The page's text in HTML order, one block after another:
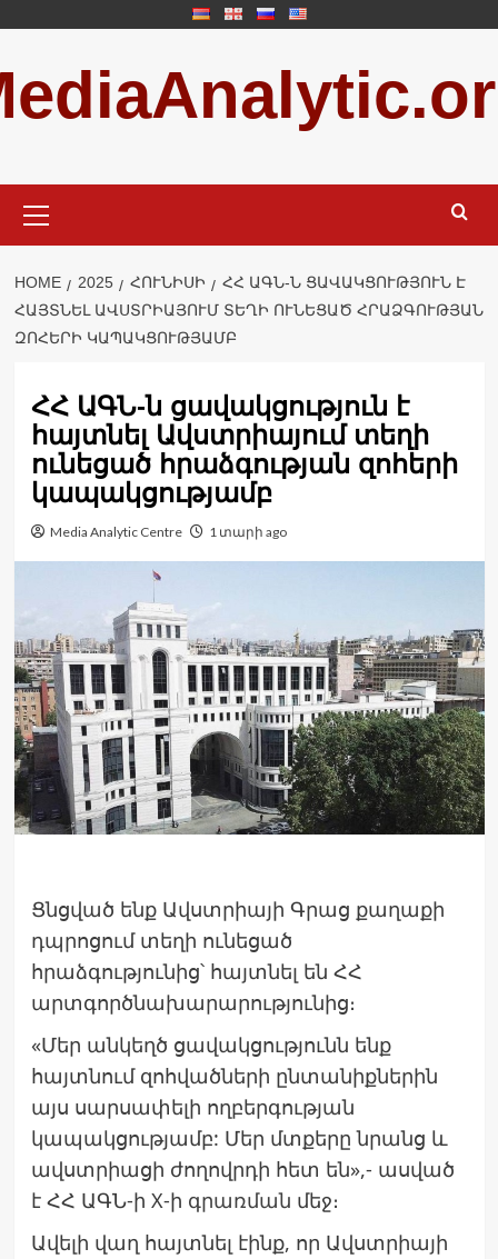
content
Menu
HOME 2025 ՀՈՒՆԻՍԻ
ՀՀ ԱԳՆ-Ն ՑԱՎԱԿՑՈՒԹՅՈՒՆ Է
ՀԱՅՏՆԵԼ ԱՎՍՏՐԻԱՅՈՒՄ ՏԵՂԻ ՈՒՆԵՑԱԾ ՀՐԱՁԳՈՒԹՅԱՆ
ԶՈՀԵՐԻ ԿԱՊԱԿՑՈՒԹՅԱՄԲ
ՀՀ ԱԳՆ-ն ցավակցություն է
հայտնել Ավստրիայում տեղի
ունեցած հրաձգության զոհերի
կապակցությամբ
Media Analytic Centre 1 տարի ago
Ցնցված ենք Ավստրիայի Գրաց քաղաքի
դպրոցում տեղի ունեցած
հրաձգությունից՝ հայտնել են ՀՀ
արտգործնախարարությունից։
«Մեր անկեղծ ցավակցությունն ենք
հայտնում զոհվածների ընտանիքներին
այս սարսափելի ողբերգության
կապակցությամբ: Մեր մտքերը նրանց և
ավստրիացի ժողովրդի հետ են»,- ասված
է ՀՀ ԱԳՆ-ի X-ի գրառման մեջ։
Ավելի վաղ հայտնել էինք, որ Ավստրիայի